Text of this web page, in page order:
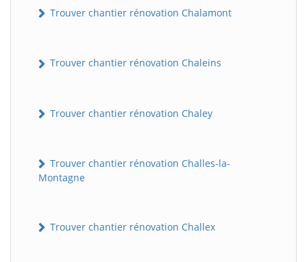
Trouver chantier rénovation Chalamont
Trouver chantier rénovation Chaleins
Trouver chantier rénovation Chaley
Trouver chantier rénovation Challes-la-
Montagne
Trouver chantier rénovation Challex